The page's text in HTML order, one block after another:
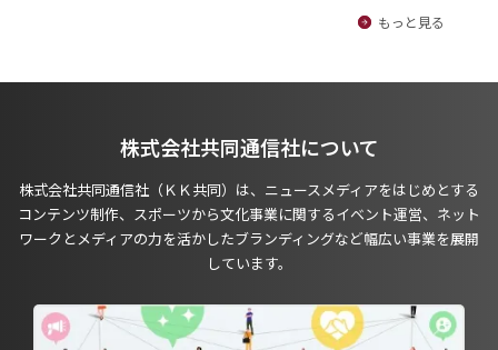
もっと見る
株式会社共同通信社について
株式会社共同通信社（ＫＫ共同）は、ニュースメディアをはじめとする
コンテンツ制作、スポーツから文化事業に関するイベント運営、ネット
ワークとメディアの力を活かしたブランディングなど幅広い事業を展開
しています。